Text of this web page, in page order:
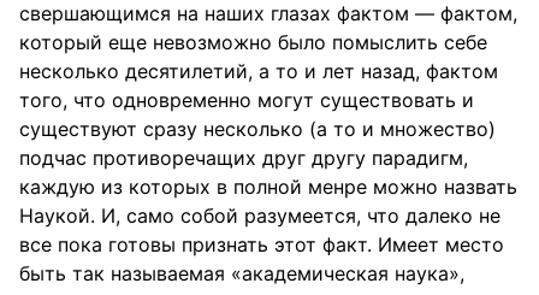
свершающимся на наших глазах фактом — фактом,
который еще невозможно было помыслить себе
несколько десятилетий, а то и лет назад, фактом
того, что одновременно могут существовать и
существуют сразу несколько (а то и множество)
подчас противоречащих друг другу парадигм,
каждую из которых в полной менре можно назвать
Наукой. И, само собой разумеется, что далеко не
все пока готовы признать этот факт. Имеет место
быть так называемая «академическая наука»,